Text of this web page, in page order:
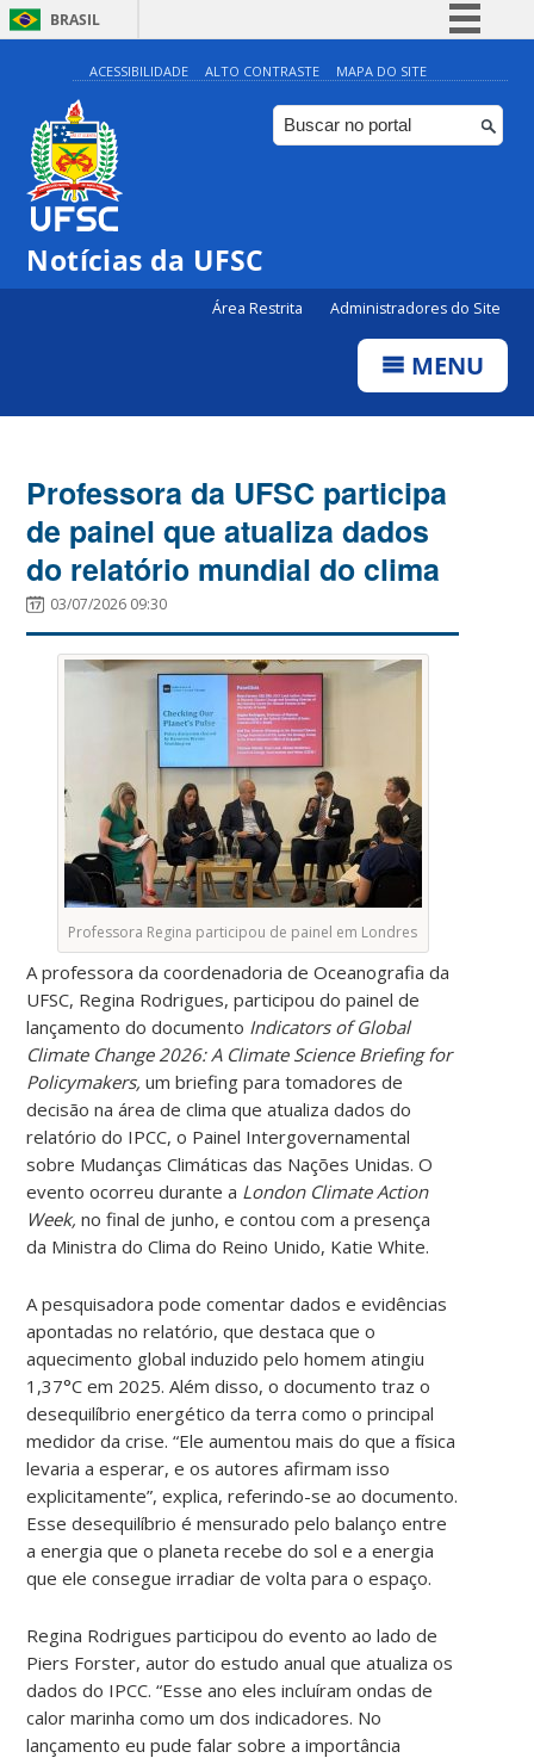
BRASIL
Simplifique!
Comunica BR
Participe
ACESSIBILIDADE ALTO CONTRASTE MAPA DO SITE
Notícias da UFSC
Área Restrita Administradores do Site
MENU
Professora da UFSC participa
de painel que atualiza dados
do relatório mundial do clima
03/07/2026 09:30
Professora Regina participou de painel em Londres
A professora da coordenadoria de Oceanografia da
UFSC, Regina Rodrigues, participou do painel de
lançamento do documento Indicators of Global
Climate Change 2026: A Climate Science Briefing for
Policymakers,um briefing para tomadores de
decisão na área de clima que atualiza dados do
relatório do IPCC, o Painel Intergovernamental
sobre Mudanças Climáticas das Nações Unidas. O
evento ocorreu durante a London Climate Action
Week,no final de junho, e contou com a presença
da Ministra do Clima do Reino Unido, Katie White.
A pesquisadora pode comentar dados e evidências
apontadas no relatório, que destaca que o
aquecimento global induzido pelo homem atingiu
1,37°C em 2025. Além disso, o documento traz o
desequilíbrio energético da terra como o principal
medidor da crise. “Ele aumentou mais do que a física
levaria a esperar, e os autores afirmam isso
explicitamente”, explica, referindo-se ao documento.
Esse desequilíbrio é mensurado pelo balanço entre
a energia que o planeta recebe do sol e a energia
que ele consegue irradiar de volta para o espaço.
Regina Rodrigues participou do evento ao lado de
Piers Forster, autor do estudo anual que atualiza os
dados do IPCC. “Esse ano eles incluíram ondas de
calor marinha como um dos indicadores. No
lançamento eu pude falar sobre a importância